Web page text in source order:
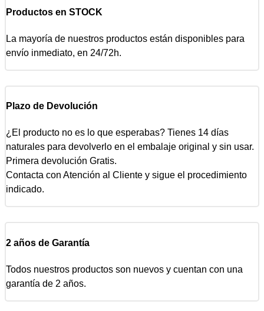
Productos en STOCK
La mayoría de nuestros productos están disponibles para
envío inmediato, en 24/72h.
Plazo de Devolución
¿El producto no es lo que esperabas? Tienes 14 días
naturales para devolverlo en el embalaje original y sin usar.
Primera devolución Gratis.
Contacta con Atención al Cliente y sigue el procedimiento
indicado.
2 años de Garantía
Todos nuestros productos son nuevos y cuentan con una
garantía de 2 años.